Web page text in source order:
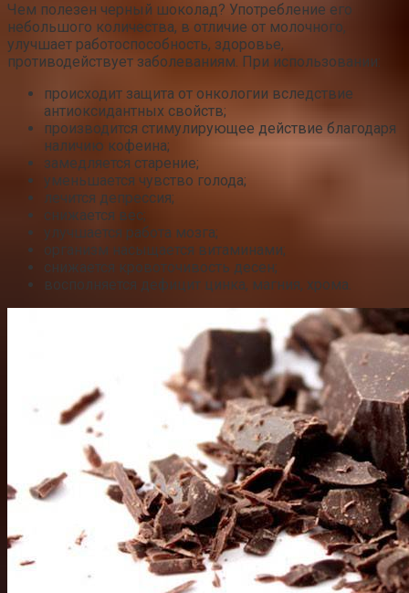
Чем полезен черный шоколад? Употребление его
небольшого количества, в отличие от молочного,
улучшает работоспособность, здоровье,
противодействует заболеваниям. При использовании:
происходит защита от онкологии вследствие
антиоксидантных свойств;
производится стимулирующее действие благодаря
наличию кофеина;
замедляется старение;
уменьшается чувство голода;
лечится депрессия;
снижается вес;
улучшается работа мозга;
организм насыщается витаминами;
снижается кровоточивость десен;
восполняется дефицит цинка, магния, хрома.